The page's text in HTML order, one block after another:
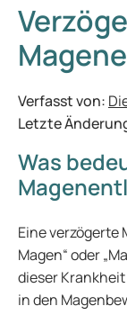
Verfasst von:
Letzte
Was
Eine verzögerte
Magen“ oder
dieser
in den